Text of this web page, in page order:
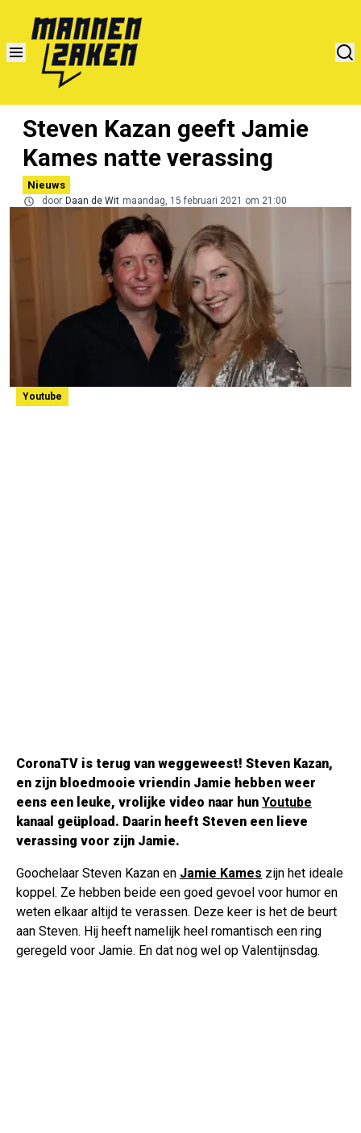
Steven Kazan geeft Jamie
Kames natte verassing
Nieuws
door Daan de Wit maandag, 15 februari 2021 om 21:00
Youtube
CoronaTV is terug van weggeweest! Steven Kazan,
en zijn bloedmooie vriendin Jamie hebben weer
eens een leuke, vrolijke video naar hun Youtube
kanaal geüpload. Daarin heeft Steven een lieve
verassing voor zijn Jamie.
Goochelaar Steven Kazan en Jamie Kames zijn het ideale
koppel. Ze hebben beide een goed gevoel voor humor en
weten elkaar altijd te verassen. Deze keer is het de beurt
aan Steven. Hij heeft namelijk heel romantisch een ring
geregeld voor Jamie. En dat nog wel op Valentijnsdag.